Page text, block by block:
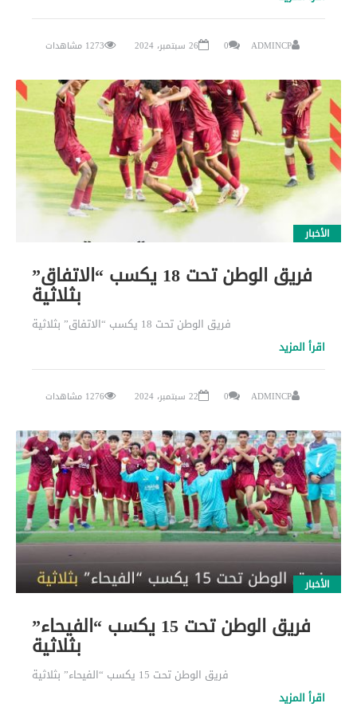
ADMINCP
0 26 سبتمبر، 2024 1273 مشاهدات
الأخبار
فريق الوطن تحت 18 يكسب “الاتفاق”
بثلاثية
فريق الوطن تحت 18 يكسب “الاتفاق” بثلاثية
اقرأ المزيد
ADMINCP
0 22 سبتمبر، 2024 1276 مشاهدات
الأخبار
فريق الوطن تحت 15 يكسب “الفيحاء”
بثلاثية
فريق الوطن تحت 15 يكسب “الفيحاء” بثلاثية
اقرأ المزيد